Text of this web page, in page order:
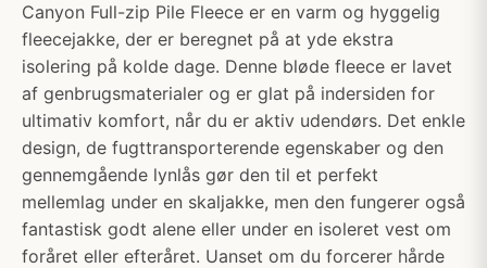
Canyon Full-zip Pile Fleece er en varm og hyggelig
fleecejakke, der er beregnet på at yde ekstra
isolering på kolde dage. Denne bløde fleece er lavet
af genbrugsmaterialer og er glat på indersiden for
ultimativ komfort, når du er aktiv udendørs. Det enkle
design, de fugttransporterende egenskaber og den
gennemgående lynlås gør den til et perfekt
mellemlag under en skaljakke, men den fungerer også
fantastisk godt alene eller under en isoleret vest om
foråret eller efteråret. Uanset om du forcerer hårde